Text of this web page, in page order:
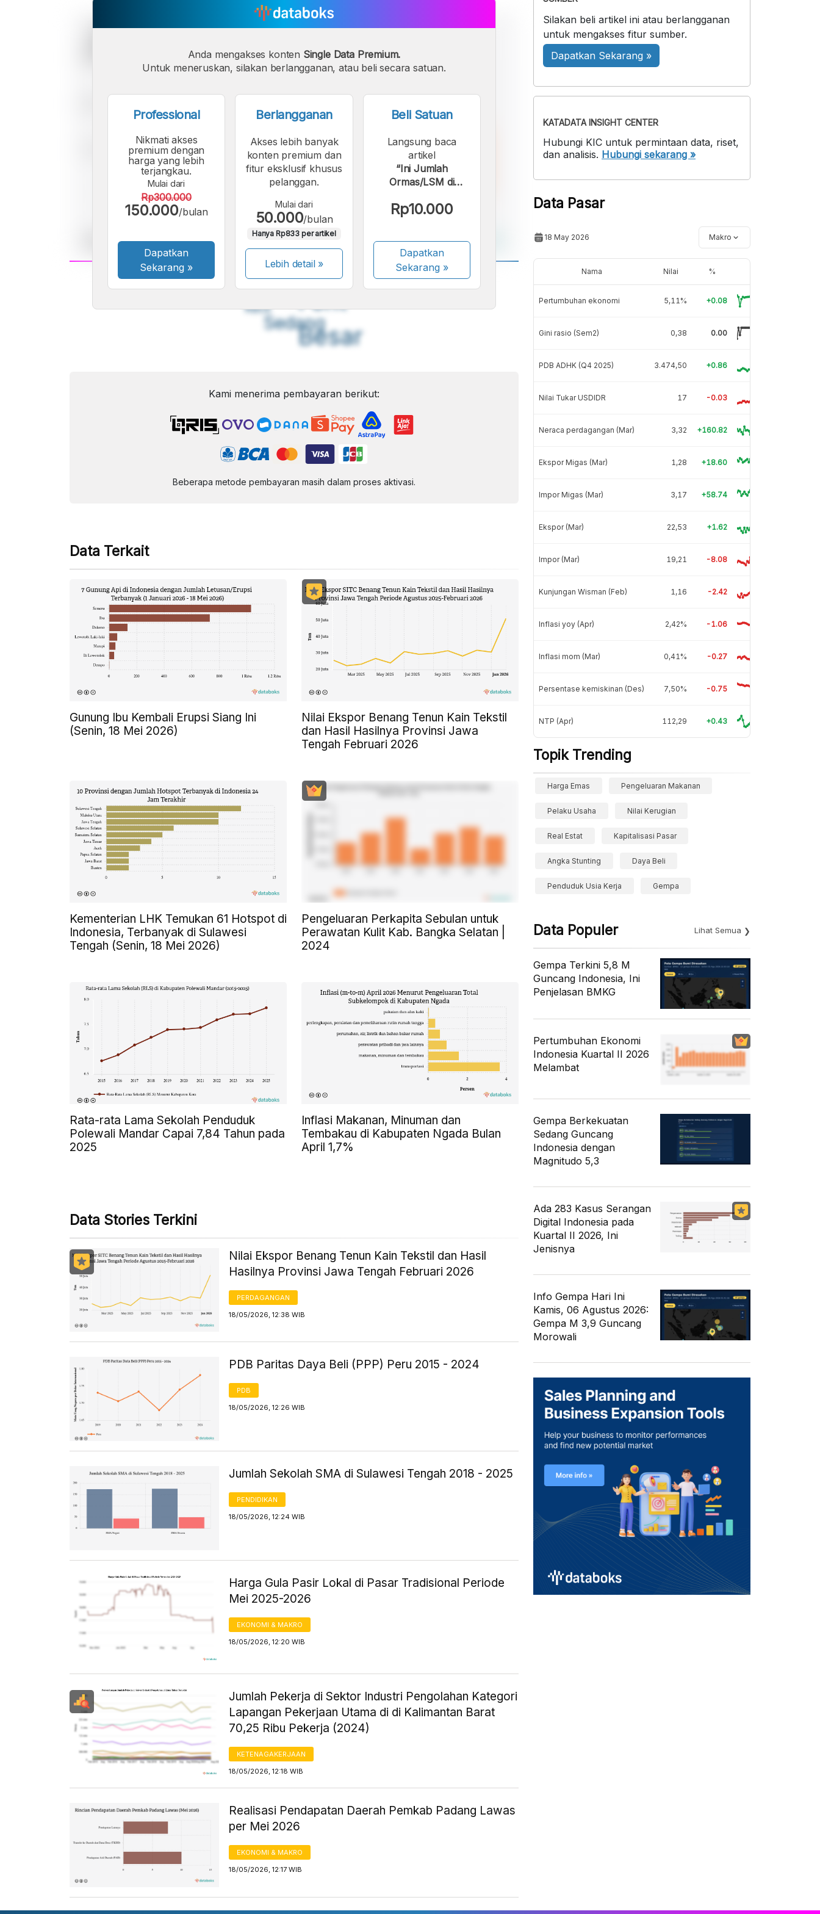
A
Font
Kecil
A
Sedang
A
Besar
Anda mengakses konten Single Data Premium.
Untuk meneruskan, silakan berlangganan, atau beli secara satuan.
Professional
Nikmati akses
premium dengan
harga yang lebih
terjangkau.
Mulai dari
Rp300.000
150.000/bulan
Dapatkan
Sekarang »
Berlangganan
Akses lebih banyak
konten premium dan
fitur eksklusif khusus
pelanggan.
Mulai dari
50.000/bulan
Hanya Rp833 per artikel
Lebih detail »
Beli Satuan
Langsung baca
artikel
“Ini Jumlah
Ormas/LSM di
2023”.
Rp10.000
Dapatkan
Sekarang»
Kami menerima pembayaran berikut:
Beberapa metode pembayaran masih dalam proses aktivasi.
Data Terkait
Gunung Ibu Kembali Erupsi Siang Ini
(Senin, 18 Mei 2026)
Nilai Ekspor Benang Tenun Kain Tekstil
dan Hasil Hasilnya Provinsi Jawa
Tengah Februari 2026
Kementerian LHK Temukan 61 Hotspot di
Indonesia, Terbanyak di Sulawesi
Tengah (Senin, 18 Mei 2026)
Pengeluaran Perkapita Sebulan untuk
Perawatan Kulit Kab. Bangka Selatan |
2024
Rata-rata Lama Sekolah Penduduk
Polewali Mandar Capai 7,84 Tahun pada
2025
Inflasi Makanan, Minuman dan
Tembakau di Kabupaten Ngada Bulan
April 1,7%
Data Stories Terkini
Nilai Ekspor Benang Tenun Kain Tekstil dan Hasil
Hasilnya Provinsi Jawa Tengah Februari 2026
PERDAGANGAN
18/05/2026, 12:38 WIB
PDB Paritas Daya Beli (PPP) Peru 2015 - 2024
PDB
18/05/2026, 12:26 WIB
Jumlah Sekolah SMA di Sulawesi Tengah 2018 - 2025
PENDIDIKAN
18/05/2026, 12:24 WIB
Harga Gula Pasir Lokal di Pasar Tradisional Periode
Mei 2025-2026
EKONOMI & MAKRO
18/05/2026, 12:20 WIB
Jumlah Pekerja di Sektor Industri Pengolahan Kategori
Lapangan Pekerjaan Utama di di Kalimantan Barat
70,25 Ribu Pekerja (2024)
KETENAGAKERJAAN
18/05/2026, 12:18 WIB
Realisasi Pendapatan Daerah Pemkab Padang Lawas
per Mei 2026
EKONOMI & MAKRO
18/05/2026, 12:17 WIB
Silakan beli artikel ini atau berlangganan
untuk mengakses fitur sumber.
Dapatkan Sekarang »
KATADATA INSIGHT CENTER
Hubungi KIC untuk permintaan data, riset,
dan analisis. Hubungi sekarang »
Data Pasar
18 May 2026 Makro
Nama Nilai %
Pertumbuhan ekonomi 5,11% +0.08
Gini rasio (Sem2) 0,38 0.00
PDB ADHK (Q4 2025) 3.474,50 +0.86
Nilai Tukar USDIDR 17 -0.03
Neraca perdagangan (Mar) 3,32 +160.82
Ekspor Migas (Mar) 1,28 +18.60
Impor Migas (Mar) 3,17 +58.74
Ekspor (Mar) 22,53 +1.62
Impor (Mar) 19,21 -8.08
Kunjungan Wisman (Feb) 1,16 -2.42
Inflasi yoy (Apr) 2,42% -1.06
Inflasi mom (Mar) 0,41% -0.27
Persentase kemiskinan (Des) 7,50% -0.75
NTP (Apr) 112,29 +0.43
Topik Trending
Harga Emas Pengeluaran Makanan
Pelaku Usaha Nilai Kerugian
Real Estat Kapitalisasi Pasar
Angka Stunting Daya Beli
Penduduk Usia Kerja Gempa
Data Populer Lihat Semua
Gempa Terkini 5,8 M
Guncang Indonesia, Ini
Penjelasan BMKG
Pertumbuhan Ekonomi
Indonesia Kuartal II 2026
Melambat
Gempa Berkekuatan
Sedang Guncang
Indonesia dengan
Magnitudo 5,3
Ada 283 Kasus Serangan
Digital Indonesia pada
Kuartal II 2026, Ini
Jenisnya
Info Gempa Hari Ini
Kamis, 06 Agustus 2026:
Gempa M 3,9 Guncang
Morowali